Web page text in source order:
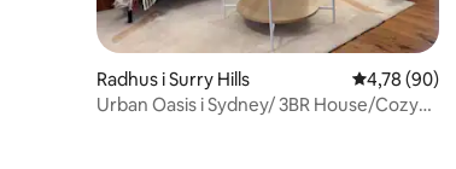
Radhus i Surry Hills 4,78 av 5 i
4,78 (90)
Urban Oasis i Sydney/ 3BR House/Cozy